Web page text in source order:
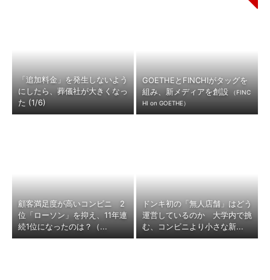
「追加料金」を発生しないよう
にしたら、葬儀社が大きくなっ
た (1/6)
GOETHEとFINCHIがタッグを
組み、新メディアを創設
（FINC
HI on GOETHE）
顧客満足度が高いコンビニ 2
位「ローソン」を抑え、11年連
続1位になったのは？（...
ドンキ初の「無人店舗」はどう
運営しているのか 大学内で挑
む、コンビニより小さな新...